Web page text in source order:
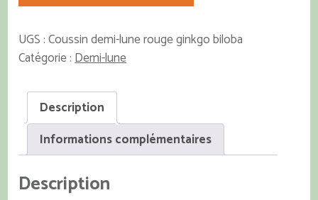
demi-
lune
rouge
ginkgo
biloba
UGS :Coussin demi-lune rouge ginkgo biloba
Catégorie :Demi-lune
Description
Informations complémentaires
Description